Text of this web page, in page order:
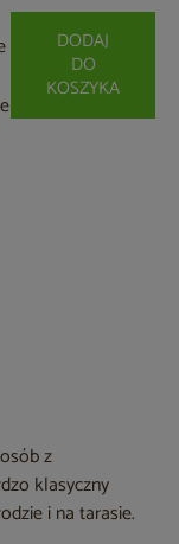
DODAJ
DO
KOSZYKA
z
klasyczny
i na tarasie.